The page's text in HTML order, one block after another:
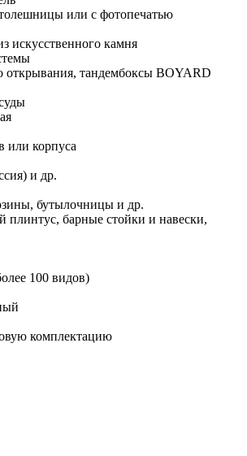
или с фотопечатью
искусственного камня
тандембоксы BOYARD
или корпуса
и др.
бутылочницы и др.
плинтус, барные стойки и навески,
100 видов)
комплектацию